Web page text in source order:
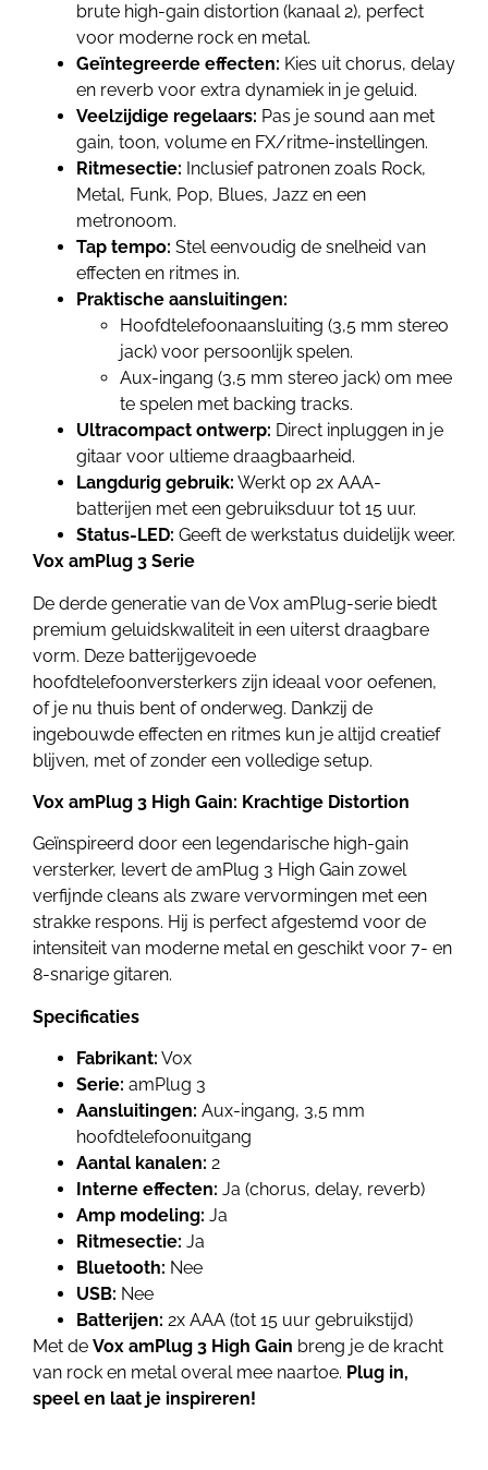
brute high-gain distortion (kanaal 2), perfect
voor moderne rock en metal.
Geïntegreerde effecten: Kies uit chorus, delay
en reverb voor extra dynamiek in je geluid.
Veelzijdige regelaars: Pas je sound aan met
gain, toon, volume en FX/ritme-instellingen.
Ritmesectie: Inclusief patronen zoals Rock,
Metal, Funk, Pop, Blues, Jazz en een
metronoom.
Tap tempo: Stel eenvoudig de snelheid van
effecten en ritmes in.
Praktische aansluitingen:
Hoofdtelefoonaansluiting (3,5 mm stereo
jack) voor persoonlijk spelen.
Aux-ingang (3,5 mm stereo jack) om mee
te spelen met backing tracks.
Ultracompact ontwerp: Direct inpluggen in je
gitaar voor ultieme draagbaarheid.
Langdurig gebruik: Werkt op 2x AAA-
batterijen met een gebruiksduur tot 15 uur.
Status-LED: Geeft de werkstatus duidelijk weer.
Vox amPlug 3 Serie
De derde generatie van de Vox amPlug-serie biedt
premium geluidskwaliteit in een uiterst draagbare
vorm. Deze batterijgevoede
hoofdtelefoonversterkers zijn ideaal voor oefenen,
of je nu thuis bent of onderweg. Dankzij de
ingebouwde effecten en ritmes kun je altijd creatief
blijven, met of zonder een volledige setup.
Vox amPlug 3 High Gain: Krachtige Distortion
Geïnspireerd door een legendarische high-gain
versterker, levert de amPlug 3 High Gain zowel
verfijnde cleans als zware vervormingen met een
strakke respons. Hij is perfect afgestemd voor de
intensiteit van moderne metal en geschikt voor 7- en
8-snarige gitaren.
Specificaties
Fabrikant: Vox
Serie: amPlug 3
Aansluitingen: Aux-ingang, 3,5 mm
hoofdtelefoonuitgang
Aantal kanalen: 2
Interne effecten: Ja (chorus, delay, reverb)
Amp modeling: Ja
Ritmesectie: Ja
Bluetooth: Nee
USB: Nee
Batterijen: 2x AAA (tot 15 uur gebruikstijd)
Met de Vox amPlug 3 High Gain breng je de kracht
van rock en metal overal mee naartoe. Plug in,
speel en laat je inspireren!